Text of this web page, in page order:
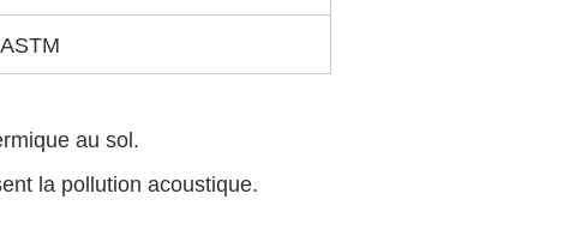
au sol.
la pollution acoustique.